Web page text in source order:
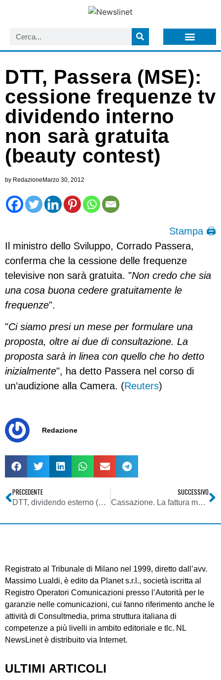
DTT, Passera (MSE):
cessione frequenze tv
dividendo interno
non sarà gratuita
(beauty contest)
by RedazioneMarzo 30, 2012
Stampa 🖨
Il ministro dello Sviluppo, Corrado Passera,
conferma che la cessione delle frequenze
televisive non sarà gratuita. "Non credo che sia
una cosa buona cedere gratuitamente le
frequenze".
"Ci siamo presi un mese per formulare una
proposta, oltre ai due di consultazione. La
proposta sarà in linea con quello che ho detto
inizialmente", ha detto Passera nel corso di
un’audizione alla Camera. (Reuters)
Redazione
PRECEDENTE
DTT, dividendo esterno (61/69 UHF): il TAR Lazio sospende procedura attribuzione misure compensative per volontario rilascio canali tv locali
SUCCESSIVO
Cassazione. La fattura mancante degli elementi prescritti dalla legge comporta l’inversione dell’onere della prova per le operazioni sottese
Registrato al Tribunale di Milano nel 1999, diretto dall’avv.
Massimo Lualdi, è edito da Planet s.r.l., società iscritta al
Registro Operatori Comunicazioni presso l’Autorità per le
garanzie nelle comunicazioni, cui fanno riferimento anche le
attività di Consultmedia, prima struttura italiana di
competenze a più livelli in ambito editoriale e tlc. NL
NewsLinet è distribuito via Internet.
ULTIMI ARTICOLI